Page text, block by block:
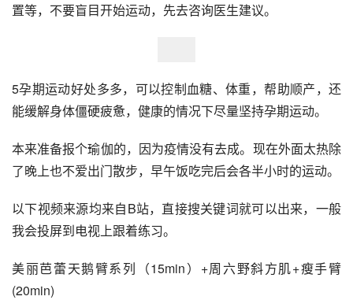
置等，不要盲目开始运动，先去咨询医生建议。
5孕期运动好处多多，可以控制血糖、体重，帮助顺产，还
能缓解身体僵硬疲惫，健康的情况下尽量坚持孕期运动。
本来准备报个瑜伽的，因为疫情没有去成。现在外面太热除
了晚上也不爱出门散步，早午饭吃完后会各半小时的运动。
以下视频来源均来自B站，直接搜关键词就可以出来，一般
我会投屏到电视上跟着练习。
美丽芭蕾天鹅臂系列（15min）+周六野斜方肌+瘦手臂
(20min)